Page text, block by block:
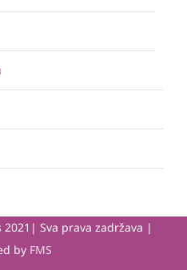
Sva prava zadržava |
by FMS